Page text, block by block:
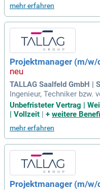
hütterungsmessungen
unikationsfähigkeit ist
Eigentümern und
hnisches Verständnis ist
Sachverständigen-
n Hintergrund als
Kenntnisse im Hoch- oder
mehr erfahren
Projektmanager (m/w/
TALLAG Saalfeld GmbH |
Ingenieur, Techniker bzw.
rägte Kommunikations-
tierte, über den Tellerrand
en sowie die Fähigkeit,
Unbefristeter Vertrag |
| Vollzeit | + weitere
mehr erfahren
Projektmanager (m/